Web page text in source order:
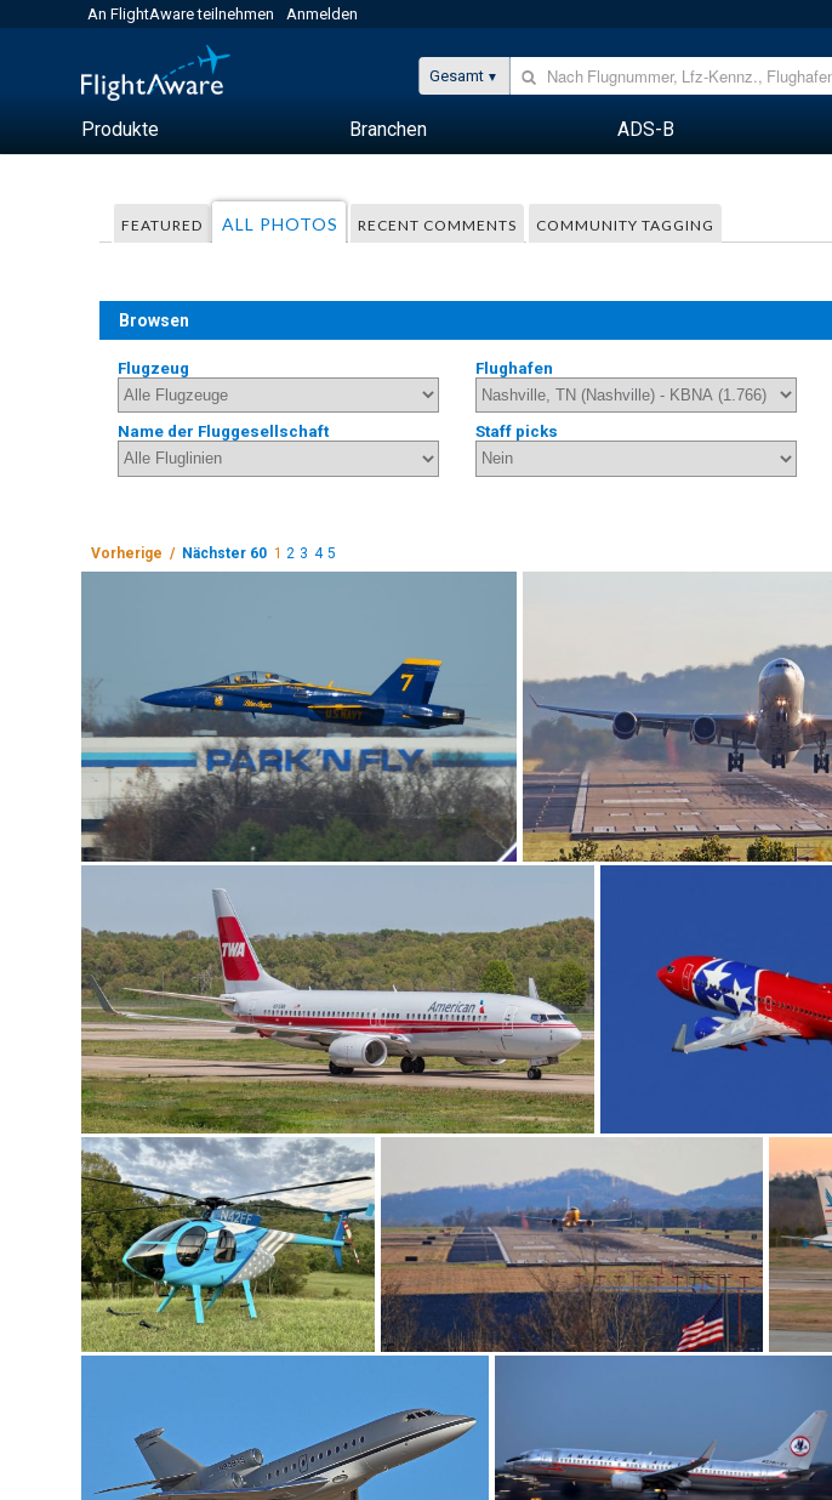
An FlightAware teilnehmen Anmelden
Gesamt
Produkte Branchen ADS-B
FEATURED ALL PHOTOS RECENT COMMENTS COMMUNITY TAGGING
Browsen
Flugzeug Flughafen
Name der Fluggesellschaft Staff picks
Vorherige / Nächster 60 1 2 3 4 5